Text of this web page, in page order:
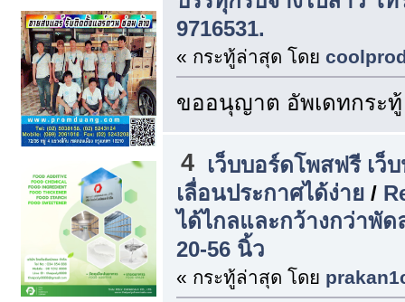
9716531.
« กระทู้ล่าสุด โดย
ขออนุญาต อัพเดทกระทู้
4 เว็บบอร์ดโพสฟรี เว็
เลื่อนประกาศได้ง่าย/
ได้ไกลและกว้างกว่าพั
20-56 นิ้ว
« กระทู้ล่าสุด โดย